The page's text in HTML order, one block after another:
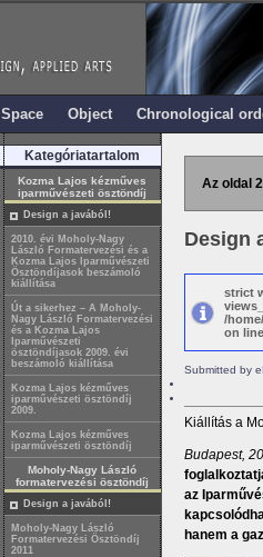
Space Object Chronological
Kategóriatartalom
Kozma Lajos kézműves
iparművészeti ösztöndíj
Design a javából!
2010. évi Moholy-Nagy
László Formatervezési és a
Kozma Lajos Iparművészeti
Ösztöndíjasok beszámoló
kiállítása
Út a sikerhez – A Moholy-
Nagy László Formatervezési
és a Kozma Lajos
Iparművészeti
ösztöndíjasok 2009. évi
beszámoló kiállítása
Kozma Lajos kézműves
iparművészeti ösztöndíj
2009.
Kozma Lajos kézműves
iparművészeti ösztöndíj
Moholy-Nagy László
formatervezési ösztöndíj
Design a javából!
Moholy-Nagy László
Formatervezési Ösztöndíj
2011
Az oldal
Design
strict
/
on
Submitted by
Kiállítás a
Budapest,
az
hanem a